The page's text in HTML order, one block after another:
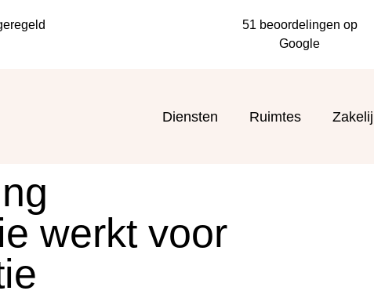
51 beoordelingen op
Google
Diensten Ruimtes
werkt voor